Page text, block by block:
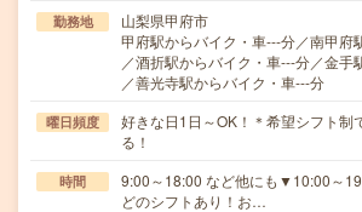
勤務地
山梨県甲府市
甲府駅からバイク・車---分／南甲府
／酒折駅からバイク・車---分／金手
／善光寺駅からバイク・車---分
曜日頻度
好きな日1日～OK！＊希望シフト制
る！
時間
9:00～18:00 など他にも▼10:00～
どのシフトあり！お…